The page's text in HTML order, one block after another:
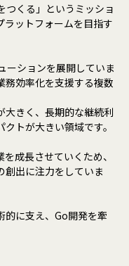
つくる」というミッショ
ラットフォームを目指す
ションを展開していま
務効率化を支援する複数
大きく、長期的な継続利
トが大きい領域です。
成長させていくため、
創出に注力をしていま
的に支え、Go開発を牽